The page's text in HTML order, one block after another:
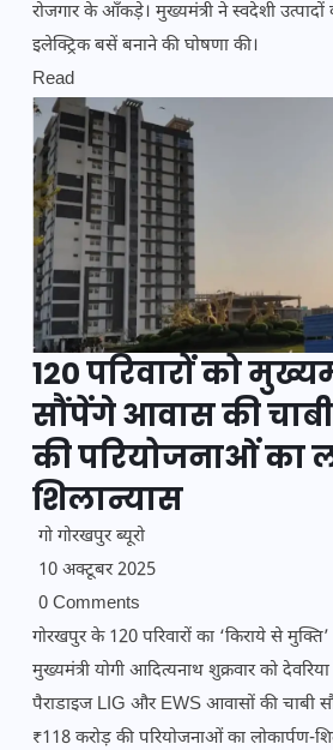
रोजगार के आँकड़े। मुख्यमंत्री ने स्वदेशी
इलेक्ट्रिक बसें बनाने की घोषणा की।
Read
120 परिवारों को
सौंपेंगे आवास की
की परियोजनाओं का
शिलान्यास
गो गोरखपुर ब्यूरो
10 अक्टूबर 2025
0 Comments
गोरखपुर के 120 परिवारों का ‘किराये से
मुख्यमंत्री योगी आदित्यनाथ शुक्रवार को
पैराडाइज LIG और EWS आवासों की चाबी
₹118 करोड़ की परियोजनाओं का लोकार्पण-